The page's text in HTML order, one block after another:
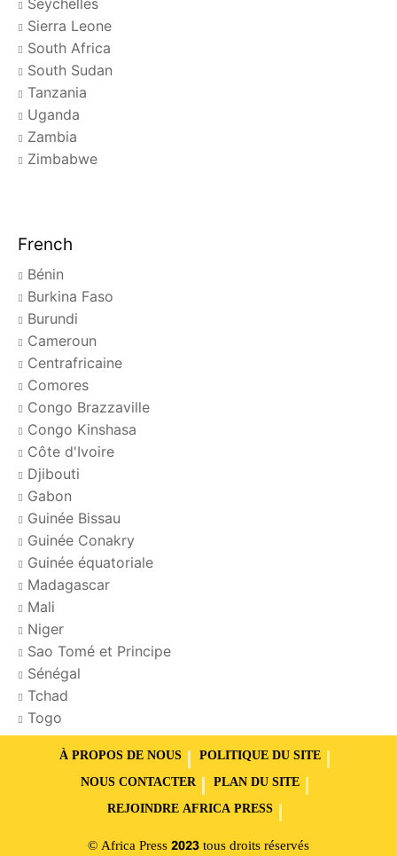
Seychelles
Sierra Leone
South Africa
South Sudan
Tanzania
Uganda
Zambia
Zimbabwe
French
Bénin
Burkina Faso
Burundi
Cameroun
Centrafricaine
Comores
Congo Brazzaville
Congo Kinshasa
Côte d'Ivoire
Djibouti
Gabon
Guinée Bissau
Guinée Conakry
Guinée équatoriale
Madagascar
Mali
Niger
Sao Tomé et Principe
Sénégal
Tchad
Togo
À PROPOS DE NOUS
POLITIQUE DU SITE
NOUS CONTACTER
PLAN DU SITE
REJOINDRE AFRICA PRESS
© Africa Press 2023 tous droits réservés